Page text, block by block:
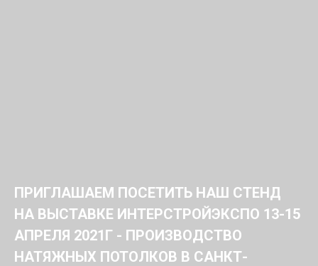
ПРИГЛАШАЕМ ПОСЕТИТЬ НАШ СТЕНД
НА ВЫСТАВКЕ ИНТЕРСТРОЙЭКСПО 13-15
АПРЕЛЯ 2021Г - ПРОИЗВОДСТВО
НАТЯЖНЫХ ПОТОЛКОВ В САНКТ-